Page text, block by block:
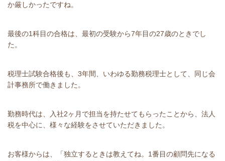
か厳しかったですね。
最後の1科目の合格は、最初の受験から7年目の27歳のときでし
た。
税理士試験合格後も、3年間、いわゆる勤務税理士として、同じ会
計事務所で働きました。
勤務時代は、入社2ヶ月で担当を持たせてもらったことから、法人
税を中心に、様々な経験をさせていただきました。
お客様からは、「独立するときは教えてね。1番目の顧問先になる